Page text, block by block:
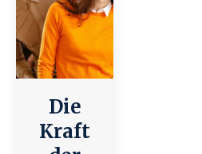
Die
Kraft